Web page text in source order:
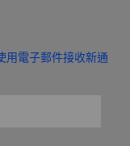
用電子郵件接收新通